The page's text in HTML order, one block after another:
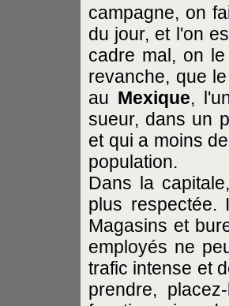
campagne, on
du jour, et l'on
cadre mal, on
revanche, que
au Mexique,
sueur, dans un
et qui a moins
population.
Dans la
plus respectée.
Magasins et
employés ne
trafic intense et
prendre,